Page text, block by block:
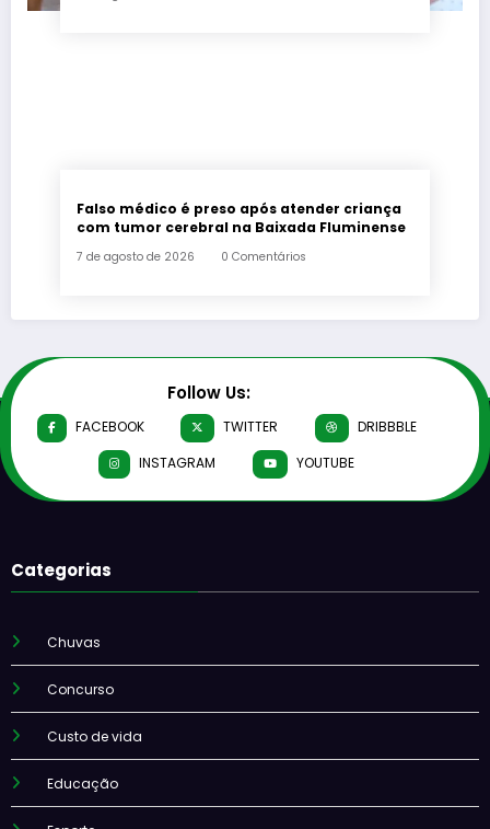
Falso médico é preso após atender criança
com tumor cerebral na Baixada Fluminense
7 de agosto de 2026 0 Comentários
Follow Us:
FACEBOOK TWITTER
DRIBBBLE
INSTAGRAM
YOUTUBE
Categorias
Chuvas
Concurso
Custo de vida
Educação